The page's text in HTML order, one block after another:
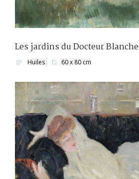
Les jardins du Docteur Blanche
Huiles 60 x 80 cm